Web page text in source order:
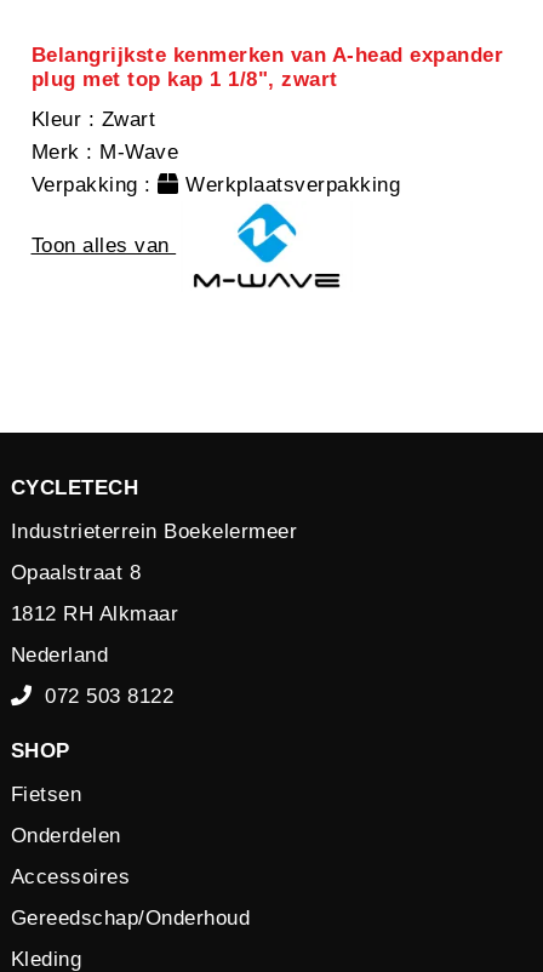
Belangrijkste kenmerken van A-head expander
plug met top kap 1 1/8", zwart
Kleur : Zwart
Merk : M-Wave
Verpakking : Werkplaatsverpakking
Toon alles van
CYCLETECH
Industrieterrein Boekelermeer
Opaalstraat 8
1812 RH Alkmaar
Nederland
072 503 8122
SHOP
Fietsen
Onderdelen
Accessoires
Gereedschap/Onderhoud
Kleding